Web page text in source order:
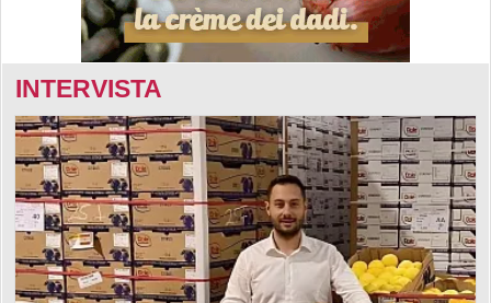
INTERVISTA